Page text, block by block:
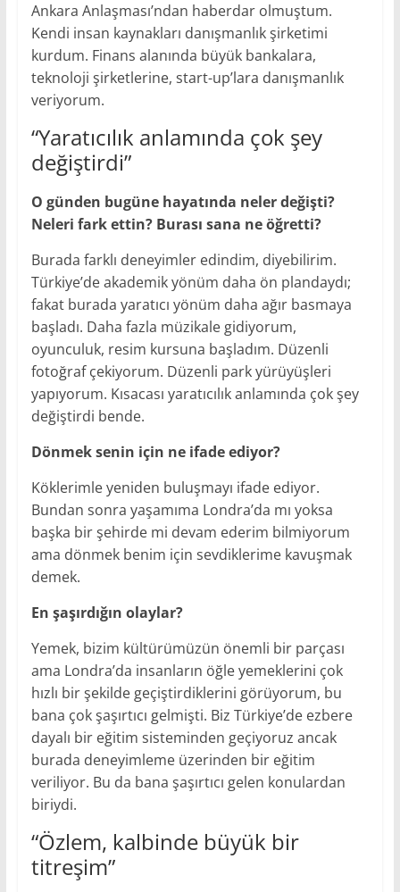
Ankara Anlaşması’ndan haberdar olmuştum.
Kendi insan kaynakları danışmanlık şirketimi
kurdum. Finans alanında büyük bankalara,
teknoloji şirketlerine, start-up’lara danışmanlık
veriyorum.
“Yaratıcılık anlamında çok şey
değiştirdi”
O günden bugüne hayatında neler değişti?
Neleri fark ettin? Burası sana ne öğretti?
Burada farklı deneyimler edindim, diyebilirim.
Türkiye’de akademik yönüm daha ön plandaydı;
fakat burada yaratıcı yönüm daha ağır basmaya
başladı. Daha fazla müzikale gidiyorum,
oyunculuk, resim kursuna başladım. Düzenli
fotoğraf çekiyorum. Düzenli park yürüyüşleri
yapıyorum. Kısacası yaratıcılık anlamında çok şey
değiştirdi bende.
Dönmek senin için ne ifade ediyor?
Köklerimle yeniden buluşmayı ifade ediyor.
Bundan sonra yaşamıma Londra’da mı yoksa
başka bir şehirde mi devam ederim bilmiyorum
ama dönmek benim için sevdiklerime kavuşmak
demek.
En şaşırdığın olaylar?
Yemek, bizim kültürümüzün önemli bir parçası
ama Londra’da insanların öğle yemeklerini çok
hızlı bir şekilde geçiştirdiklerini görüyorum, bu
bana çok şaşırtıcı gelmişti. Biz Türkiye’de ezbere
dayalı bir eğitim sisteminden geçiyoruz ancak
burada deneyimleme üzerinden bir eğitim
veriliyor. Bu da bana şaşırtıcı gelen konulardan
biriydi.
“Özlem, kalbinde büyük bir
titreşim”